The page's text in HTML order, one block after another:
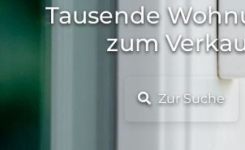
Tausende
zum
Zur Suche